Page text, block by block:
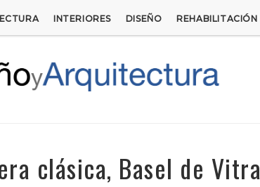
INTERIORES DISEÑO REHABILITACIÓN
clásica, Basel de Vitra